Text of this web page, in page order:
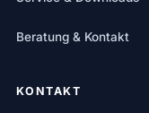
Beratung & Kontakt
KONTAKT